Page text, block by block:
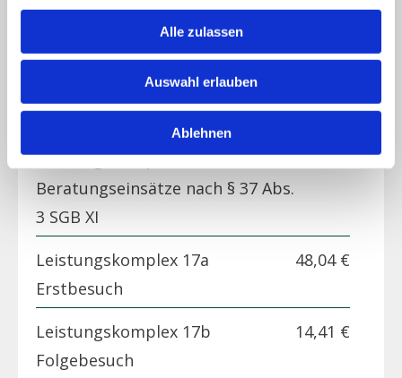
Alle zulassen
Auswahl erlauben
Ablehnen
Körperpflege mit An- und
Leistungskomplex 15
Hilfen bei der Haushaltsführung
Leistungskomplex 16
Beratungseinsätze nach § 37 Abs.
3 SGB XI
53,00 €
Leistungskomplex 17a
Erstbesuch
48,04 €
Leistungskomplex 17b
Folgebesuch
14,41 €